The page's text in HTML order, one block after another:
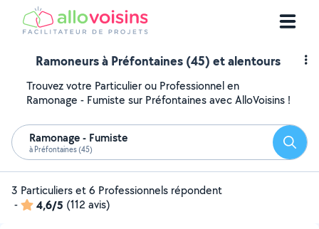
Ramoneurs à Préfontaines (45) et alentours
Trouvez votre Particulier ou Professionnel en
Ramonage - Fumiste sur Préfontaines avec AlloVoisins !
Ramonage - Fumiste
à Préfontaines (45)
3 Particuliers et 6 Professionnels répondent
-
4,6/5 (112 avis)